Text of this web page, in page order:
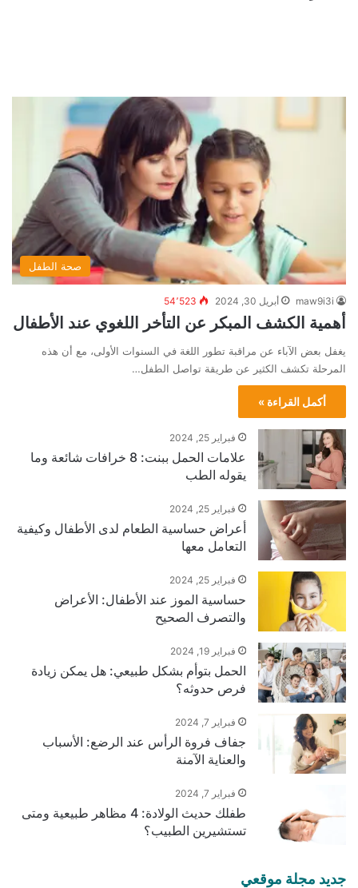
صحة الطفل
maw9i3i أبريل 30, 2024 54٬523
أهمية الكشف المبكر عن التأخر اللغوي عند الأطفال
يغفل بعض الآباء عن مراقبة تطور اللغة في السنوات الأولى، مع أن هذه
المرحلة تكشف الكثير عن طريقة تواصل الطفل…
أكمل القراءة »
فبراير 25, 2024
علامات الحمل ببنت: 8 خرافات شائعة وما
يقوله الطب
فبراير 25, 2024
أعراض حساسية الطعام لدى الأطفال وكيفية
التعامل معها
فبراير 25, 2024
حساسية الموز عند الأطفال: الأعراض
والتصرف الصحيح
فبراير 19, 2024
الحمل بتوأم بشكل طبيعي: هل يمكن زيادة
فرص حدوثه؟
فبراير 7, 2024
جفاف فروة الرأس عند الرضع: الأسباب
والعناية الآمنة
فبراير 7, 2024
طفلك حديث الولادة: 4 مظاهر طبيعية ومتى
تستشيرين الطبيب؟
جديد مجلة موقعي